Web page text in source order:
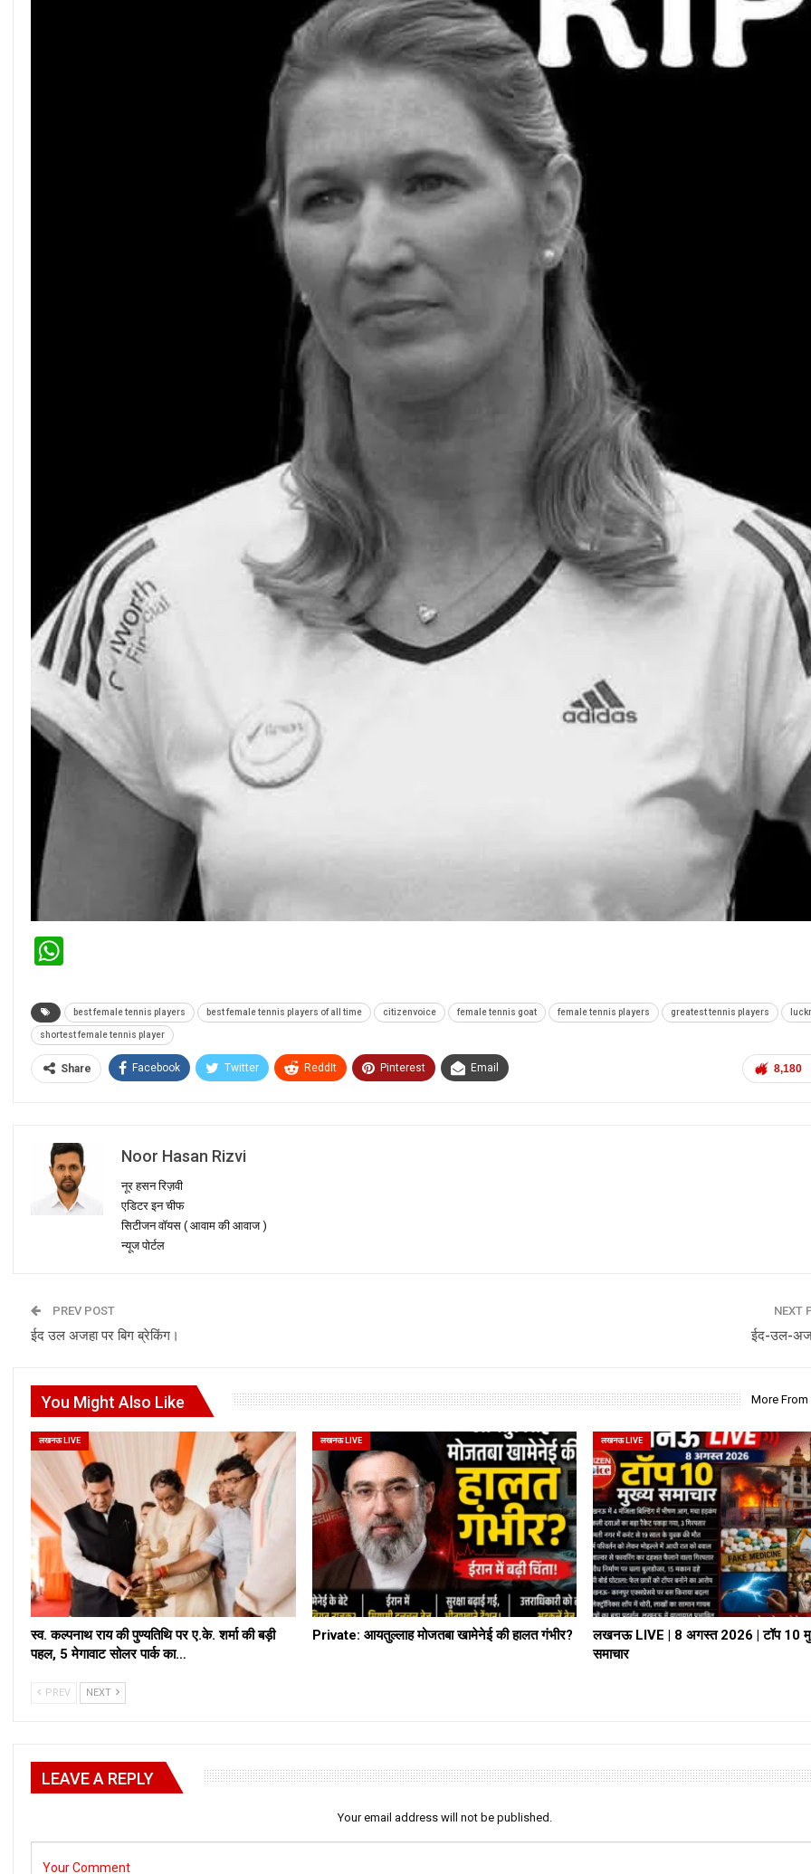
best female tennis players best female tennis players of all time citizenvoice female tennis goat female tennis players greatest tennis players
shortest female tennis player
8,180
Share Facebook Twitter ReddIt Pinterest Email
Noor Hasan Rizvi
नूर हसन रिज़वी
एडिटर इन चीफ
सिटीजन वॉयस ( आवाम की आवाज )
न्यूज पोर्टल
PREV POST
ईद उल अजहा पर बिग ब्रेकिंग।
NEXT
ईद-उल-
You Might Also Like More
लखनऊ LIVE
स्व. कल्पनाथ राय की पुण्यतिथि पर ए.के. शर्मा की बड़ी
पहल, 5 मेगावाट सोलर पार्क का…
लखनऊ LIVE
Private: आयतुल्लाह मोजतबा खामेनेई की हालत गंभीर?
लखनऊ LIVE
लखनऊ LIVE | 8 अगस्त 2026 | टॉप 10
समाचार
PREV NEXT
LEAVE A REPLY
Your email address will not be published.